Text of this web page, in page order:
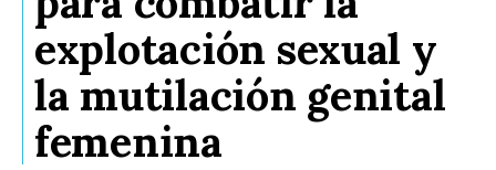
explotación sexual y
la mutilación genital
femenina